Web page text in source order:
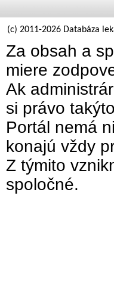
(c) 2011-2026 Databáza
Za obsah a
miere
Ak
si právo
Portál nemá
konajú vždy
Z týmito
spoločné.